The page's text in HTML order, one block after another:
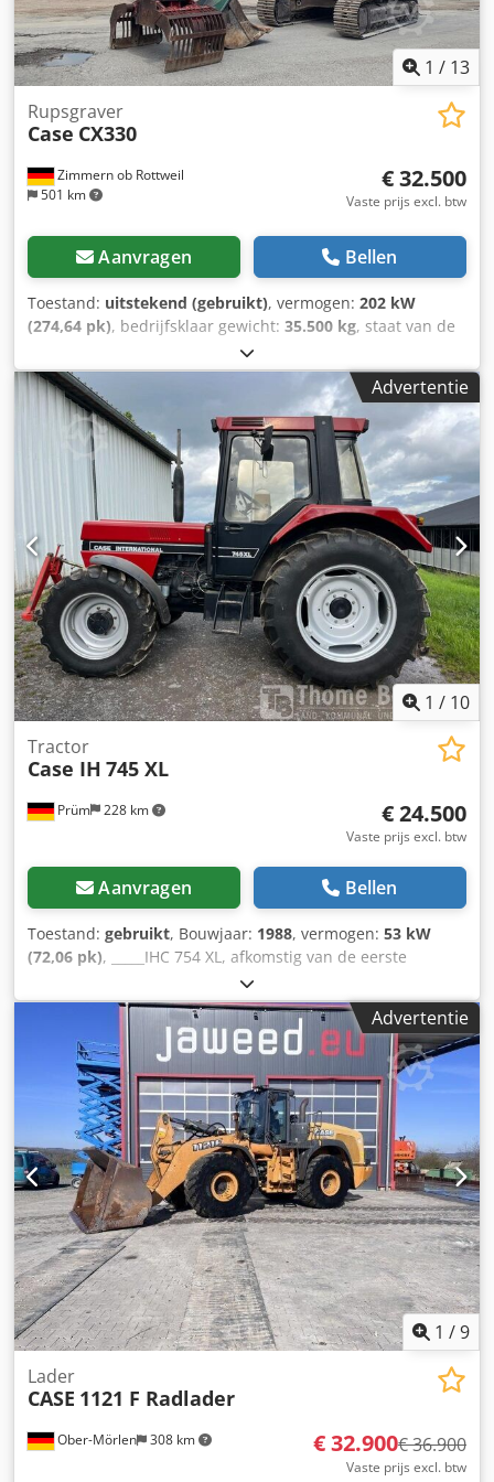
1 / 13
Zimmern ob Rottweil
501 km
Rupsgraver
Case CX330
€ 32.500
Vaste prijs excl. btw
Aanvragen Bellen
Toestand: uitstekend (gebruikt), vermogen: 202 kW
(274,64 pk), bedrijfsklaar gewicht: 35.500 kg, staat van de
2006, bedrijfsturen:
Uitrusting:airconditioning, CASE CX330 Bouwjaar: 2006
Bedrijfstijden: 9.139 uur Gesloten cabine Airconditioning
Radio Centrale smering Standaard giek Steel: 3,30 m
Volledige hydraulische leidingen (voor hamer, grijper,
schaar) Snelwisselsysteem OQ80 1x bak – 800 mm breed
1x grijper – functioneert, maar heeft reparatie nodig
Credpezp Rm Rofx Ahusf Onderstel in goede staat, circa
70% over Bodemplaten 600 mm breed Isuzu motor met
202 kW CE-keuring Transportafmetingen: 10,8 x 3 x 3,40 m
Bedrijfsgewicht: 35,5 ton.
Advertentie
1 / 10
Prüm 228 km
Tractor
Case IH 745 XL
€ 24.500
Vaste prijs excl. btw
Aanvragen Bellen
Toestand: gebruikt, Bouwjaar: 1988, vermogen: 53 kW
(72,06 pk), _____IHC 754 XL, afkomstig van de eerste
eigenaar, in uitstekende staat. Credjzdmutopfx Ahujf
Bedrijfstijden: ca. 8.600 uur. Bouwjaar: 1988. Voorste
hefinrichting. Voorste aftakas. 30 km/u versnellingsbak.
Prijs: € 24.500,00 (exclusief BTW). Locatie: null
Advertentie
1 /9
Ober-Mörlen 308 km
Lader
CASE 1121 F Radlader
€ 32.900€ 36.900
Vaste prijs excl. btw